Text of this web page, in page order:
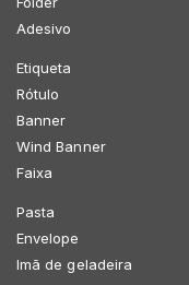
Adesivo
Etiqueta
Rótulo
Banner
Wind Banner
Faixa
Pasta
Envelope
Imã de geladeira